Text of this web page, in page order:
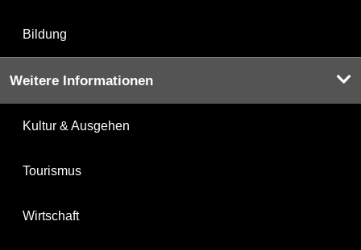
Bildung
Weitere Informationen
Kultur & Ausgehen
Tourismus
Wirtschaft